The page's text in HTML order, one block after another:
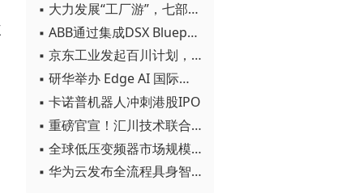
▪ 大力发展“工厂游”，七部门联合发文！
▪ ABB通过集成DSX Blueprint AI基础设施，扩大与英伟达的合作
▪ 京东工业发起百川计划， 构建工业大模型新生态
▪ 研华举办 Edge AI 国际论坛
▪ 卡诺普机器人冲刺港股IPO
▪ 重磅官宣！汇川技术联合发起 D12 联盟，开创产教融合新范式
▪ 全球低压变频器市场规模2030年将超170亿美元
▪ 华为云发布全流程具身智能开发平台CloudRobo